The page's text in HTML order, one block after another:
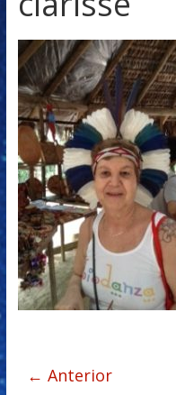
← Anterior